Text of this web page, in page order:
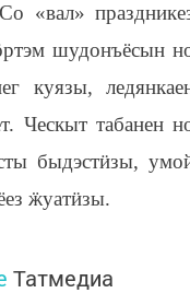
«вал»
ртэм шудонъёсын
куязы,
Ческыт табанен
быдэстӥзы,
ӝуатӥзы.
Татмедиа